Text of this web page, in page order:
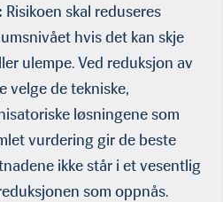
Risikoen skal reduseres
hvis det kan skje
ulempe. Ved reduksjon av
velge de tekniske,
løsningene som
vurdering gir de beste
ikke står i et vesentlig
som oppnås.